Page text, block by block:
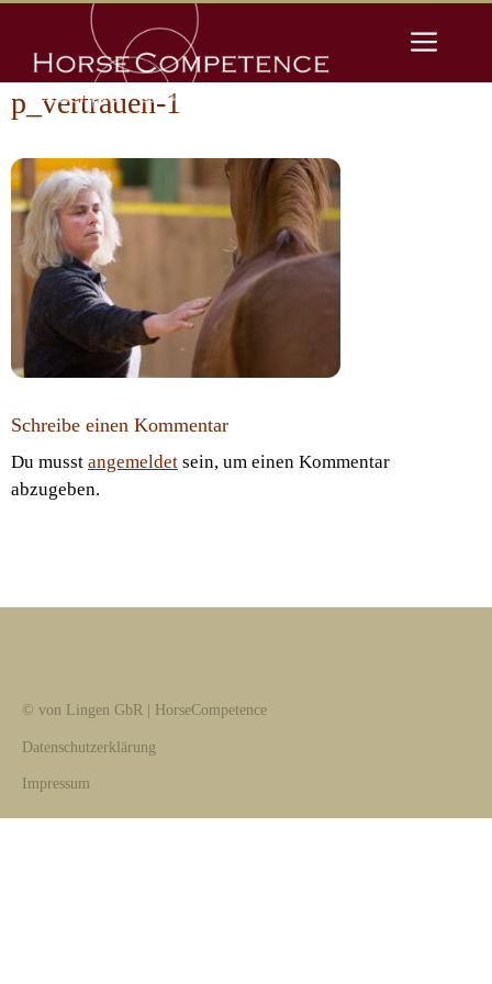
springen
p_vertrauen-1
Schreibe einen Kommentar
Du musst angemeldet sein, um einen Kommentar
abzugeben.
© von Lingen GbR | HorseCompetence
Datenschutzerklärung
Impressum